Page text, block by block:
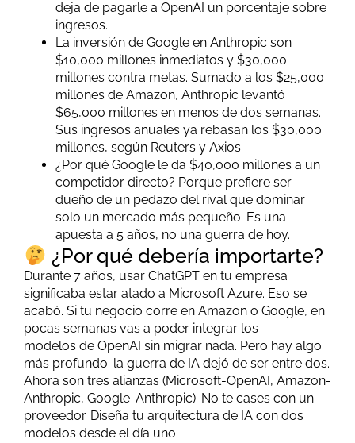
deja de pagarle a OpenAI un porcentaje sobre
ingresos.
La inversión de Google en Anthropic son
$10,000 millones inmediatos y $30,000
millones contra metas. Sumado a los $25,000
millones de Amazon, Anthropic levantó
$65,000 millones en menos de dos semanas.
Sus ingresos anuales ya rebasan los $30,000
millones, según Reuters y Axios.
¿Por qué Google le da $40,000 millones a un
competidor directo? Porque prefiere ser
dueño de un pedazo del rival que dominar
solo un mercado más pequeño. Es una
apuesta a 5 años, no una guerra de hoy.
¿Por qué debería importarte?
Durante 7 años, usar ChatGPT en tu empresa
significaba estar atado a Microsoft Azure. Eso se
acabó. Si tu negocio corre en Amazon o Google, en
pocas semanas vas a poder integrar los
modelos de OpenAI sin migrar nada. Pero hay algo
más profundo: la guerra de IA dejó de ser entre dos.
Ahora son tres alianzas (Microsoft-OpenAI, Amazon-
Anthropic, Google-Anthropic). No te cases con un
proveedor. Diseña tu arquitectura de IA con dos
modelos desde el día uno.